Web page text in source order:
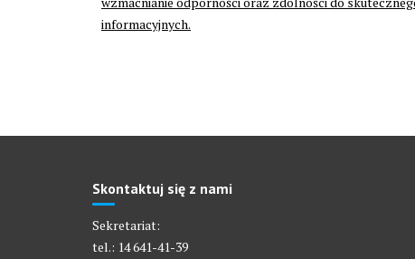
informacyjnych.
Skontaktuj się z nami
Sekretariat:
tel.: 14 641-41-39